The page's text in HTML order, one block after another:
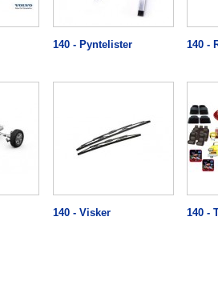
140 - Pyntelister 140 -
140 - Visker 140 -